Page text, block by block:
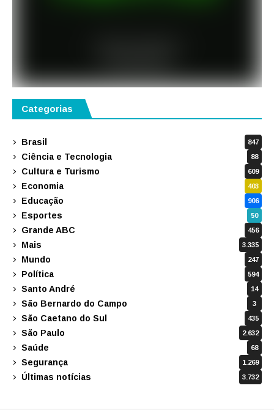
Categorias
Brasil 847
Ciência e Tecnologia 88
Cultura e Turismo 609
Economia 403
Educação 906
Esportes 50
Grande ABC 456
Mais 3.335
Mundo 247
Política 594
Santo André 14
São Bernardo do Campo 3
São Caetano do Sul 435
São Paulo 2.632
Saúde 68
Segurança 1.269
Últimas notícias 3.732